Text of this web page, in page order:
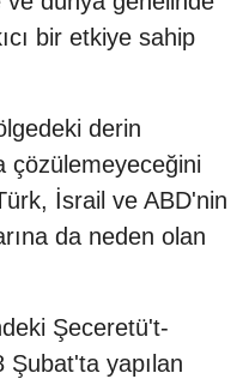
bir etkiye sahip
derin
çözülemeyeceğini
İsrail ve ABD'nin
da neden olan
Şeceretü't-
Şubat'ta yapılan